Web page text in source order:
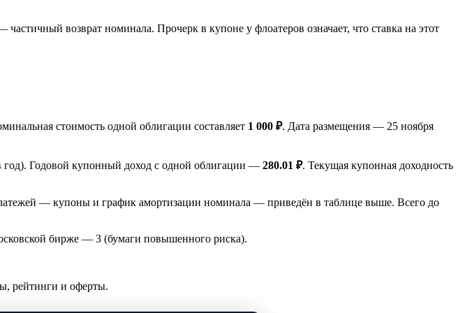
возврат номинала. Прочерк в купоне у флоатеров означает, что ставка на этот
стоимость одной облигации составляет 1 000 ₽. Дата размещения — 25 ноября
год). Годовой купонный доход с одной облигации — 280.01 ₽. Текущая купонная доходность
— купоны и график амортизации номинала — приведён в таблице выше. Всего до
бирже — 3 (бумаги повышенного риска).
рейтинги и оферты.